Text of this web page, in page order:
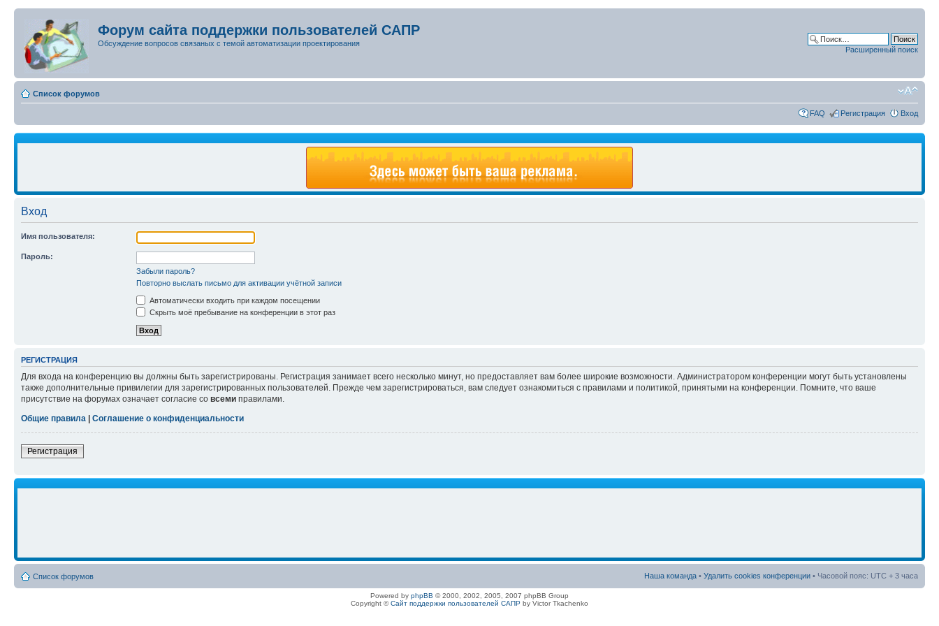
Форум сайта поддержки пользователей САПР
Обсуждение вопросов связаных с темой автоматизации проектирования
Расширенный поиск
Список форумов
FAQ Регистрация Вход
Вход
Имя пользователя:
Пароль:
Забыли пароль?
Повторно выслать письмо для активации учётной записи
Автоматически входить при каждом посещении
Скрыть моё пребывание на конференции в этот раз
РЕГИСТРАЦИЯ
Для входа на конференцию вы должны быть зарегистрированы. Регистрация занимает всего несколько минут, но предоставляет вам более широкие возможности. Администратором конференции могут быть установлены
также дополнительные привилегии для зарегистрированных пользователей. Прежде чем зарегистрироваться, вам следует ознакомиться с правилами и политикой, принятыми на конференции. Помните, что ваше
присутствие на форумах означает согласие со всеми правилами.
Общие правила | Соглашение о конфиденциальности
Регистрация
Список форумов Наша команда • Удалить cookies конференции • Часовой пояс: UTC + 3 часа
Powered by phpBB © 2000, 2002, 2005, 2007 phpBB Group
Copyright ©Сайт поддержки пользователей САПР by Victor Tkachenko